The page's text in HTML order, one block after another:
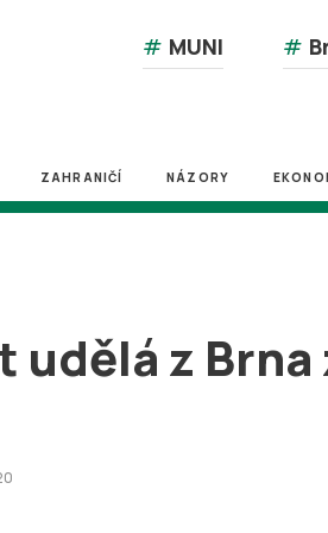
# MUNI #
ZAHRANIČÍ NÁZORY
udělá z